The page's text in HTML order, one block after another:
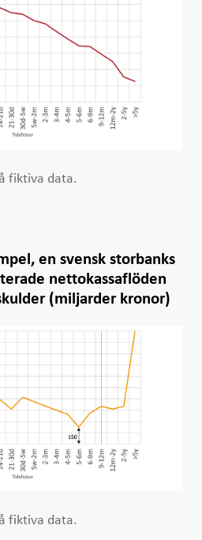
fiktiva data.
en svensk storbanks
nettokassaflöden
(miljarder kronor)
fiktiva data.